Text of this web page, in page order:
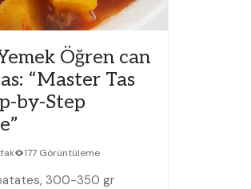
Öğren can
“Master Tas
by-Step
177 Görüntüleme
300-350 gr